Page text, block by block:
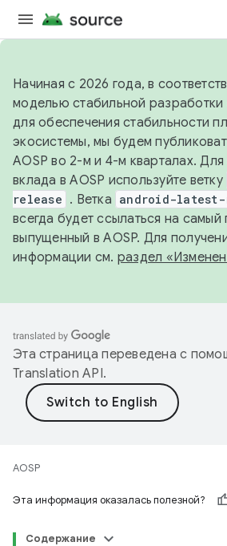
Начиная с 2026 года, в
моделью стабильной разработки
для обеспечения стабильности
экосистемы, мы будем
AOSP во 2-м и 4-м кварталах.
вклада в AOSP используйте ветку
release . Ветка android-latest-
всегда будет ссылаться на
выпущенный в AOSP. Для
информации см. раздел
Эта страница переведена с
Translation API.
AOSP
Эта информация оказалась полезной?
Содержание